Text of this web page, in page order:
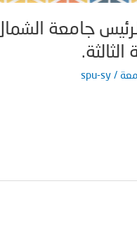
جامعة
/
spu-sy